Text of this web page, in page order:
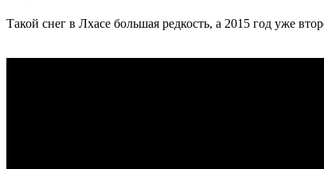
Такой снег в Лхасе большая редкость, а 2015 год уже